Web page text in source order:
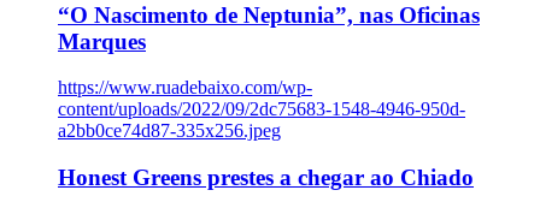
“O Nascimento de Neptunia”, nas Oficinas
Marques
https://www.ruadebaixo.com/wp-
content/uploads/2022/09/2dc75683-1548-4946-950d-
a2bb0ce74d87-335x256.jpeg
Honest Greens prestes a chegar ao Chiado